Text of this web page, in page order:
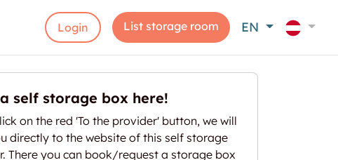
Login List storage room EN
self storage box here!
on the red 'To the provider' button, we will
directly to the website of this self storage
There you can book/request a storage box